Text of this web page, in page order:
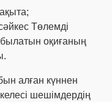
Төлемді
оқиғаның
алған күннен
шешімдердің